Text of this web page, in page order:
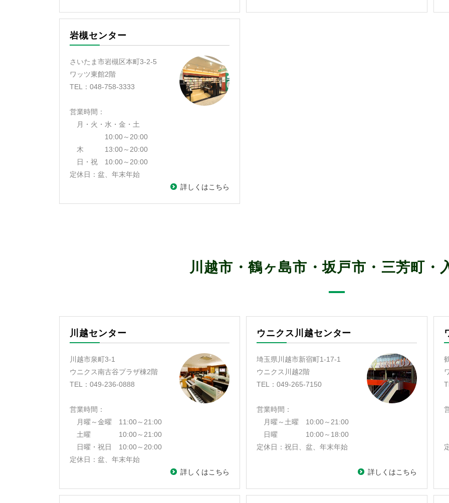
岩槻センター
さいたま市岩槻区本町3-2-5
ワッツ東館2階
TEL：048-758-3333
営業時間：
月・火・水・金・土
10:00～20:00
木 13:00～20:00
日・祝 10:00～20:00
定休日：盆、年末年始
詳しくはこちら
川越市・鶴ヶ島市・坂戸市・三芳町・
川越センター
川越市泉町3-1
ウニクス南古谷プラザ棟2階
TEL：049-236-0888
営業時間：
月曜～金曜 11:00～21:00
土曜 10:00～21:00
日曜・祝日 10:00～20:00
定休日：盆、年末年始
詳しくはこちら
ウニクス川越センター
埼玉県川越市新宿町1-17-1
ウニクス川越2階
TEL：049-265-7150
営業時間：
月曜～土曜 10:00～21:00
日曜 10:00～18:00
定休日：祝日、盆、年末年始
詳しくはこちら